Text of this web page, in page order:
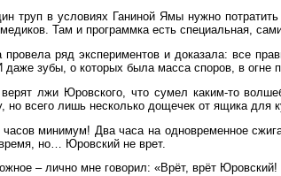
труп в условиях Ганиной Ямы нужно
Там и программка есть специальная,
провела ряд экспериментов и доказала: все
зубы, о которых была масса споров, в огне
лжи Юровского, что сумел каким-то
всего лишь несколько дощечек от ящика для
минимум! Два часа на одновременное
но… Юровский не врет.
– лично мне говорил: «Врёт, врёт